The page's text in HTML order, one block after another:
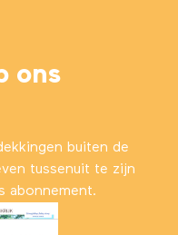
ons
buiten de
tussenuit te zijn
abonnement.